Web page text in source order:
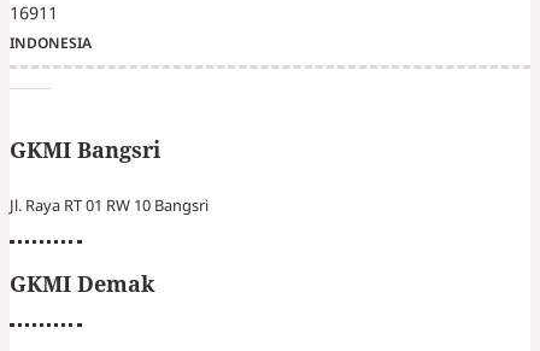
16911
INDONESIA
GKMI Bangsri
Jl. Raya RT 01 RW 10 Bangsri
GKMI Demak